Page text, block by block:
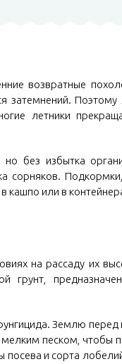
возвратные
затемнений.
летники
без избытка
сорняков.
кашпо или в
на рассаду их
грунт,
Землю перед
мелким песком, чтобы
посева и сорта